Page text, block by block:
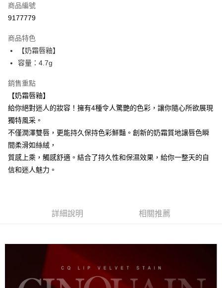
超商取貨付款
Apple Pay
街口支付
悠遊付
ATM付款
全家取貨付款
每筆NT$85，滿NT$599(含以上)免運費
付款後全家取貨
每筆NT$85，滿NT$599(含以上)免運費
每筆NT$85，滿NT$599(含以上)免運費
商品編號
9177779
商品特色
【奶霜唇釉】
容量：4.7g
銷售重點
【奶霜唇釉】
給你絕對迷人的妝容！擁有4種令人驚艷的色彩，讓你隨心所欲展現
獨特風采。
不僅潤澤雙唇，更能持久保持色彩鮮豔。創新的奶霜質地讓唇色瞬
間柔滑如絲絨，
質感上乘，觸感舒適。結合了持久性和保濕效果，給你一整天的自
信和迷人魅力。
詳細說明 相關推薦